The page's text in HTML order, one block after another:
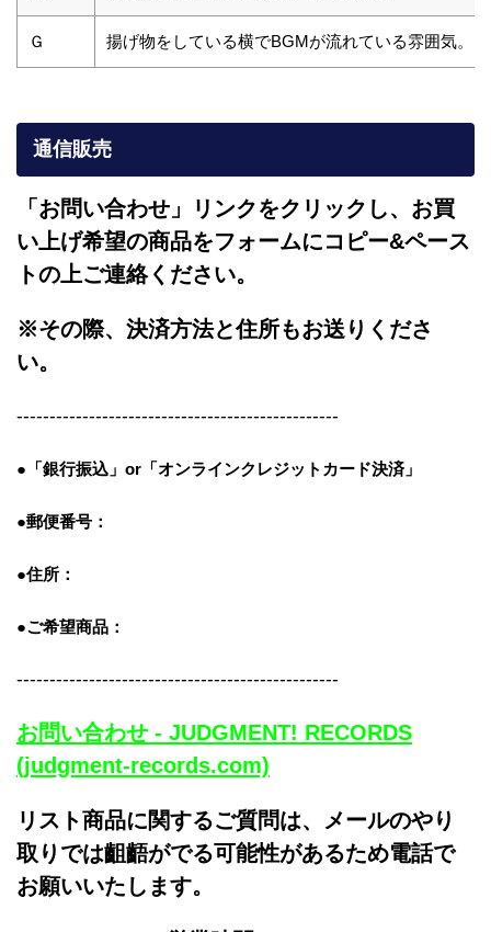
Ｇ 揚げ物をしている横でBGMが流れている雰囲気。
通信販売
「お問い合わせ」リンクをクリックし、 お買
い上げ希望の商品をフォームにコピー&ペース
トの上ご連絡ください。
※その際、決済方法と住所もお送りくださ
い。
-------------------------------------------------
●「銀行振込」or「 オンラインクレジットカード決済」
●郵便番号：
●住所：
●ご希望商品：
-------------------------------------------------
お問い合わせ - JUDGMENT! RECORDS
(judgment-records.com)
リスト商品に関するご質問は、メールのやり
取りでは齟齬がでる可能性があるため電話で
お願いいたします。